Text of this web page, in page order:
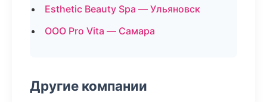
Esthetic Beauty Spa — Ульяновск
ООО Pro Vita — Самара
Другие компании